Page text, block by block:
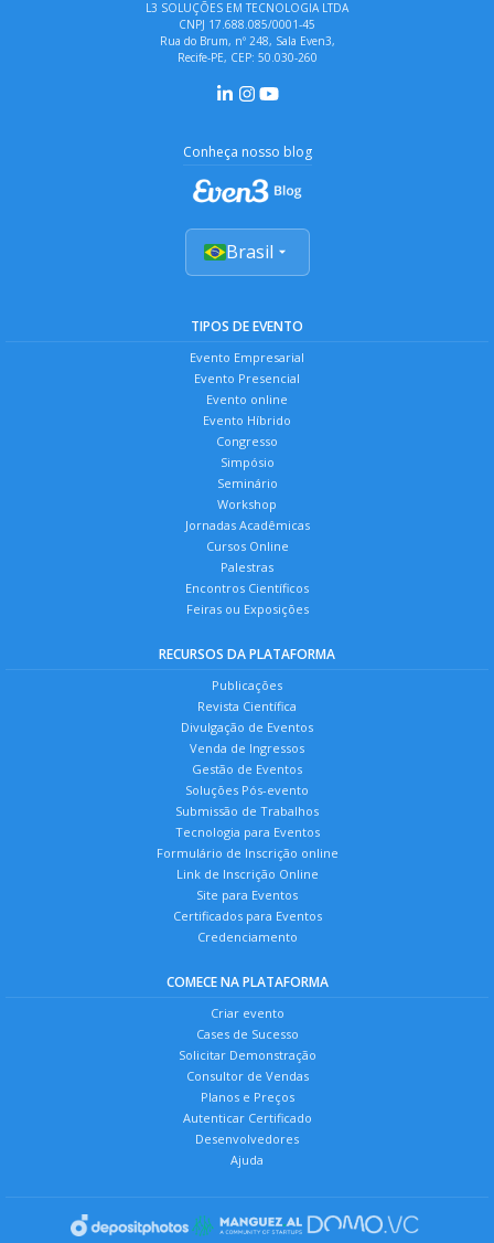
L3 SOLUÇÕES EM TECNOLOGIA LTDA
CNPJ 17.688.085/0001-45
Rua do Brum, nº 248, Sala Even3,
Recife-PE, CEP: 50.030-260
Conheça nosso blog
Brasil
TIPOS DE EVENTO
Evento Empresarial
Evento Presencial
Evento online
Evento Híbrido
Congresso
Simpósio
Seminário
Workshop
Jornadas Acadêmicas
Cursos Online
Palestras
Encontros Científicos
Feiras ou Exposições
RECURSOS DA PLATAFORMA
Publicações
Revista Científica
Divulgação de Eventos
Venda de Ingressos
Gestão de Eventos
Soluções Pós-evento
Submissão de Trabalhos
Tecnologia para Eventos
Formulário de Inscrição online
Link de Inscrição Online
Site para Eventos
Certificados para Eventos
Credenciamento
COMECE NA PLATAFORMA
Criar evento
Cases de Sucesso
Solicitar Demonstração
Consultor de Vendas
Planos e Preços
Autenticar Certificado
Desenvolvedores
Ajuda